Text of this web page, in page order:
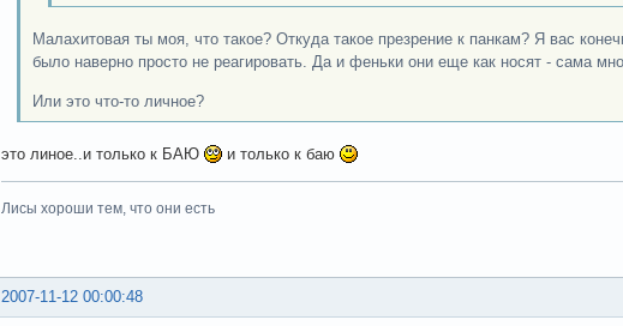
Малахитовая ты моя, что такое? Откуда такое презрение к панкам? Я вас
было наверно просто не реагировать. Да и феньки они еще как носят - сама
Или это что-то личное?
это линое..и только к БАЮ и только к баю
Лисы хороши тем, что они есть
2007-11-12 00:00:48